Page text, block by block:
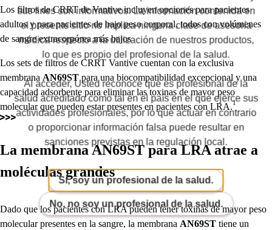
Los filtros de CRRT de Vantive incluyen opciones para pacientes
adultos y para pacientes de bajo peso corporal, todos con volúmenes
de sangre extracorpórea más bajos
Los sets de filtros de CRRT Vantive cuentan con la exclusiva
membrana AN69STpara una biocompatibilidad excepcional y una
capacidad adsorbente para eliminar las toxinas de mayor peso
molecular que pueden estar presentes en pacientes con LRA.1
La membranaAN69STpara LRA atrae a
moléculas grandes
Dado que los pacientes con LRA pueden tener toxinas de mayor peso
molecular presentes en la sangre, la membrana AN69ST tiene un
sus fines son informativos. La información contenida en
el presente sitio no implica ninguna clase de asesoría
médica respecto a la utilización de nuestros productos,
lo que es propio del profesional de la salud.
Al acceder, Usted reconoce que es profesional de la
salud acreditado como tal en el país en el que ejerce sus
actividades profesionales, por lo que actuar en contrario
o proporcionar información falsa puede resultar en
sanciones previstas en la regulación local.
Sí, soy un profesional de la salud.
No, no soy un profesional de la salud.